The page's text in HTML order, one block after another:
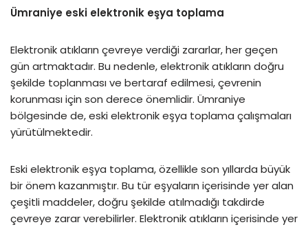
Ümraniye eski elektronik eşya toplama
Elektronik atıkların çevreye verdiği zararlar, her geçen
gün artmaktadır. Bu nedenle, elektronik atıkların doğru
şekilde toplanması ve bertaraf edilmesi, çevrenin
korunması için son derece önemlidir. Ümraniye
bölgesinde de, eski elektronik eşya toplama çalışmaları
yürütülmektedir.
Eski elektronik eşya toplama, özellikle son yıllarda büyük
bir önem kazanmıştır. Bu tür eşyaların içerisinde yer alan
çeşitli maddeler, doğru şekilde atılmadığı takdirde
çevreye zarar verebilirler. Elektronik atıkların içerisinde yer